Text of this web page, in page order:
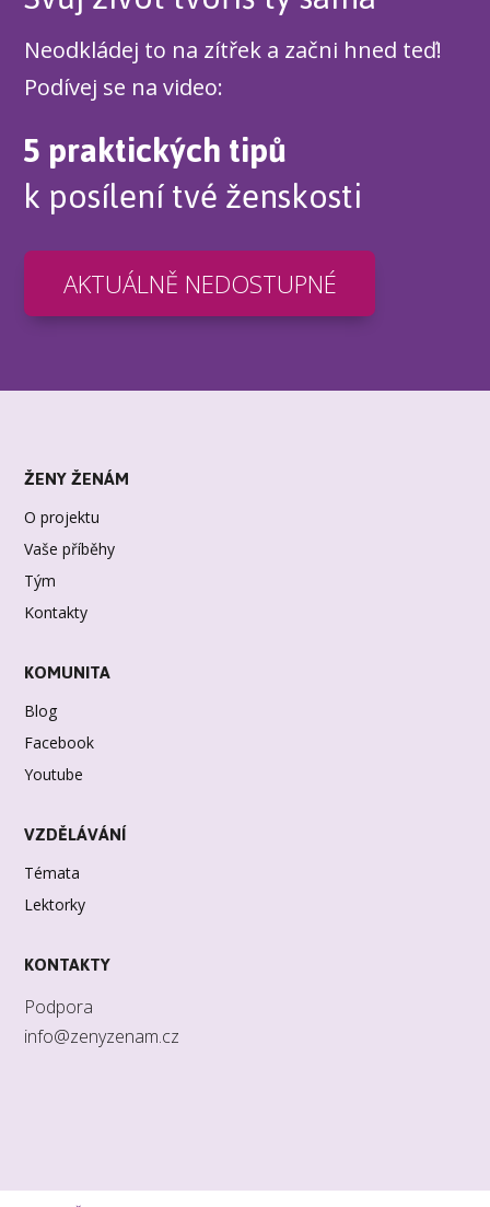
Neodkládej to na zítřek a začni hned teď!
Podívej se na video:
5 praktických tipů
k posílení tvé ženskosti
AKTUÁLNĚ NEDOSTUPNÉ
ŽENY ŽENÁM
O projektu
Vaše příběhy
Tým
Kontakty
KOMUNITA
Blog
Facebook
Youtube
VZDĚLÁVÁNÍ
Témata
Lektorky
KONTAKTY
Podpora
info@zenyzenam.cz